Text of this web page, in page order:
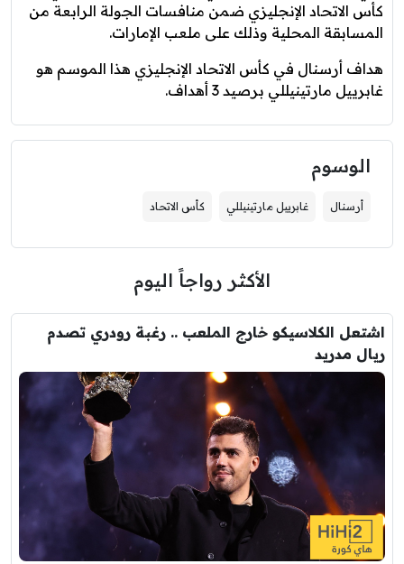
كأس الاتحاد الإنجليزي ضمن منافسات الجولة الرابعة من
المسابقة المحلية وذلك على ملعب الإمارات.
هداف أرسنال في كأس الاتحاد الإنجليزي هذا الموسم هو
غابرييل مارتينيللي برصيد 3 أهداف.
الوسوم
أرسنال غابرييل مارتينيللي كأس الاتحاد
الأكثر رواجاً اليوم
اشتعل الكلاسيكو خارج الملعب .. رغبة رودري تصدم
ريال مدريد